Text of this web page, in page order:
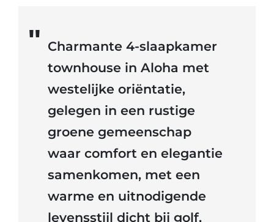
Charmante 4-slaapkamer
townhouse in Aloha met
westelijke oriëntatie,
gelegen in een rustige
groene gemeenschap
waar comfort en elegantie
samenkomen, met een
warme en uitnodigende
levensstijl dicht bij golf,